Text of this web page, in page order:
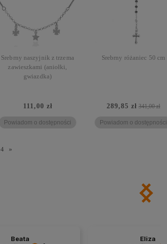
Srebrny naszyjnik z trzema
zawieszkami (aniołki,
gwiazdka)
111,00 zł
Powiadom o dostępności
Srebrny różaniec 50 cm
289,85 zł 341,00 zł
Powiadom o dostępności
4 »
Beata Eliza